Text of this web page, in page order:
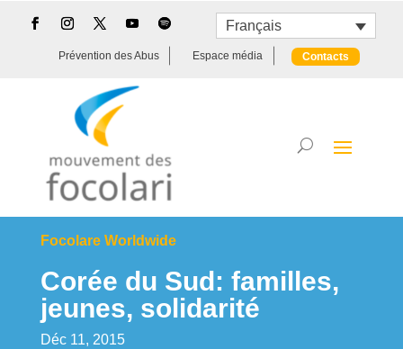
Français
Prévention des Abus Espace média Contacts
Focolare Worldwide
Corée du Sud: familles,
jeunes, solidarité
Déc 11, 2015